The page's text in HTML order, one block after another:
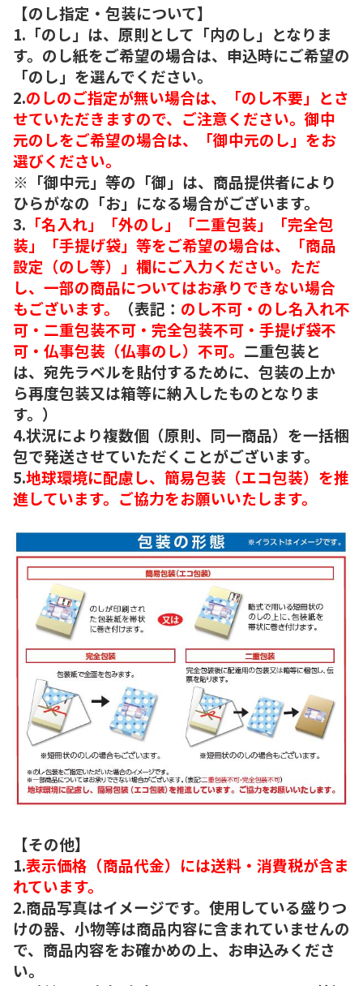
【のし指定・包装について】
1.「のし」は、原則として「内のし」となりま
す。のし紙をご希望の場合は、申込時にご希望の
「のし」を選んでください。
2.のしのご指定が無い場合は、「のし不要」とさ
せていただきますので、ご注意ください。御中
元のしをご希望の場合は、「御中元のし」をお
選びください。
※「御中元」等の「御」は、商品提供者により
ひらがなの「お」になる場合がございます。
3. 「名入れ」「外のし」「二重包装」「完全包
装」「手提げ袋」等をご希望の場合は、「商品
設定（のし等）」欄にご入力ください。ただ
し、一部の商品についてはお承りできない場合
もございます。
（表記： のし不可・のし名入れ不
可・二重包装不可・完全包装不可・手提げ袋不
可・仏事包装（仏事のし）不可。 二重包装と
は、宛先ラベルを貼付するために、包装の上か
ら再度包装又は箱等に納入したものとなりま
す。）
4.状況により複数個（原則、同一商品）を一括梱
包で発送させていただくことがございます。
5.地球環境に配慮し、簡易包装（エコ包装）を推
進しています。ご協力をお願いいたします。
【その他】
1.表示価格（商品代金）には送料・消費税が含ま
れています。
2.商品写真はイメージです。使用している盛りつ
けの器、小物等は商品内容に含まれていませんの
で、商品内容をお確かめの上、お申込みくださ
い。